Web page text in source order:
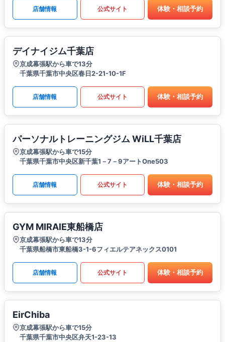
店舗情報 公式サイト 体験・相談予約
デイナイジム千葉店
京成幕張駅から車で13分
千葉県千葉市中央区春日2-21-10-1F
店舗情報 公式サイト 体験・相談予約
パーソナルトレーニングジム WiLL千葉店
京成幕張駅から車で15分
千葉県千葉市中央区新千葉1－7－9アートOne503
店舗情報 公式サイト 体験・相談予約
GYM MIRAIE東船橋店
京成幕張駅から車で13分
千葉県船橋市東船橋3-1-6フィエルテアネックス0101
店舗情報 公式サイト 体験・相談予約
EirChiba
京成幕張駅から車で15分
千葉県千葉市中央区弁天1-23-13​